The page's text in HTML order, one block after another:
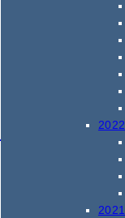
2022
2021